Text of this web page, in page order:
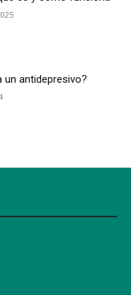
antidepresivo?